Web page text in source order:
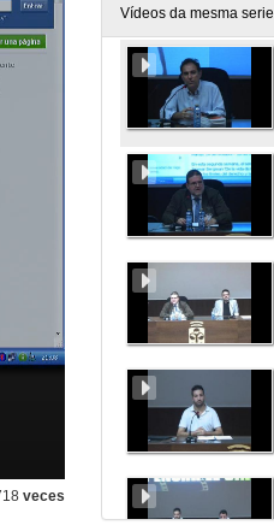
veces
Vídeos da mesma serie